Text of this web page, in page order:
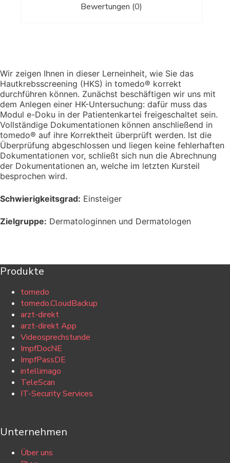
Bewertungen (0)
Wir zeigen Ihnen in dieser Lerneinheit, wie Sie das
Hautkrebsscreening (HKS) in tomedo® korrekt
durchführen können. Zunächst beschäftigen wir uns mit
dem Anlegen einer HK-Untersuchung: dafür muss das
Modul e-Doku in der Patientenkartei freigeschaltet sein.
Vollständige Dokumentationen können anschließend in
tomedo® auf ihre Korrektheit überprüft werden. Ist die
Überprüfung abgeschlossen und liegen keine fehlerhaften
Dokumentationen vor, schließt sich nun die Abrechnung
der Dokumentationen an, welche im letzten Kursteil
besprochen wird.
Schwierigkeitsgrad: Einsteiger
Zielgruppe: Dermatologinnen und Dermatologen
Produkte
tomedo
tomedo.CloudBackup
arzt-direkt
arzt-direkt App
Videosprechstunde
ImpfDocNE
ImpfPassDE
intellimago
TeleScan
IT-Security Services
Unternehmen
Über uns